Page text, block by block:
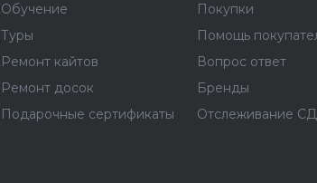
Обучение
Туры
Ремонт кайтов
Ремонт досок
Подарочные сертификаты
Покупки
Помощь
Вопрос ответ
Бренды
Отслеживание